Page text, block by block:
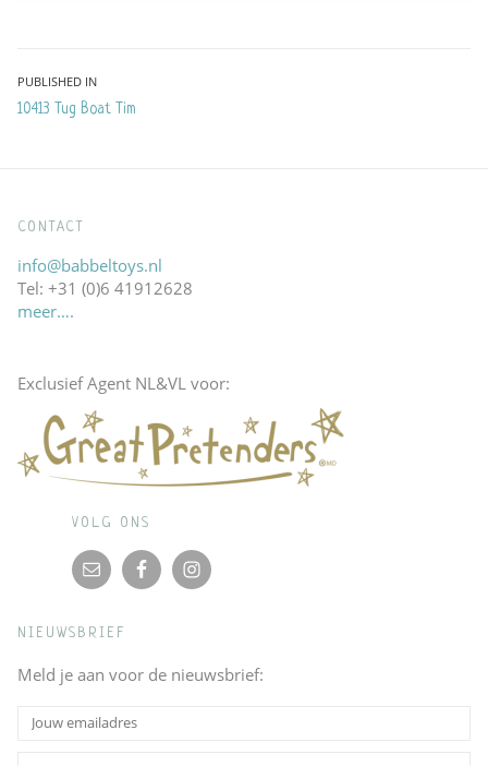
Bericht
navigatie
PUBLISHED IN
10413 Tug Boat Tim
CONTACT
info@babbeltoys.nl
Tel: +31 (0)6 41912628
meer….
Exclusief Agent NL&VL voor:
VOLG ONS
NIEUWSBRIEF
Meld je aan voor de nieuwsbrief: